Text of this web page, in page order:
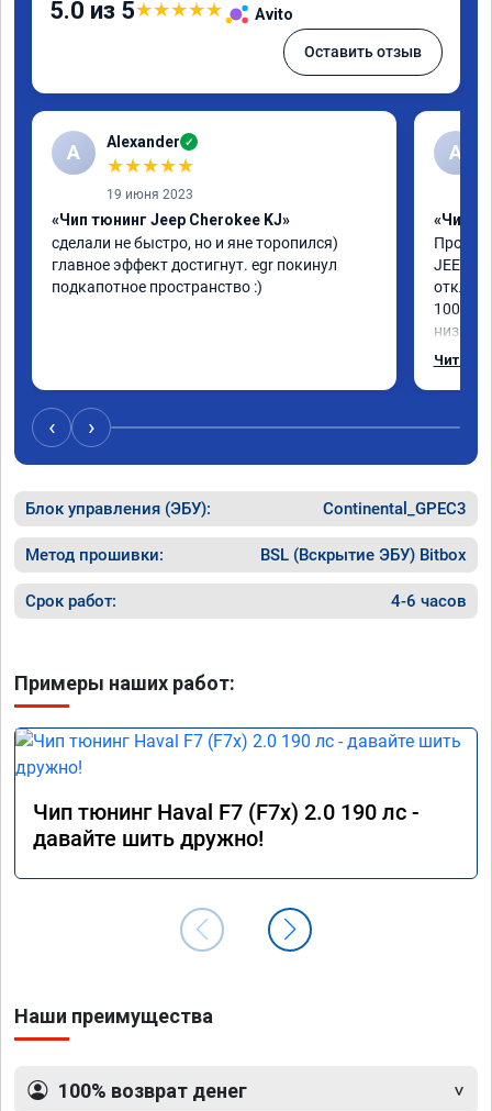
5.0 из 5★★★★★ Avito
Оставить отзыв
A Alexander ✓
★★★★★
19 июня 2023
«Чип тюнинг Jeep Cherokee KJ»
сделали не быстро, но и яне торопился)
главное эффект достигнут. egr покинул
подкапотное пространство :)
А
«Чип
JEEP
100%,
низах
Читать
‹ ›
Блок управления (ЭБУ): Continental_GPEC3
Метод прошивки: BSL (Вскрытие ЭБУ) Bitbox
Срок работ: 4-6 часов
Примеры наших работ:
Чип тюнинг Haval F7 (F7x) 2.0 190 лс -
давайте шить дружно!
Наши преимущества
100% возврат денег